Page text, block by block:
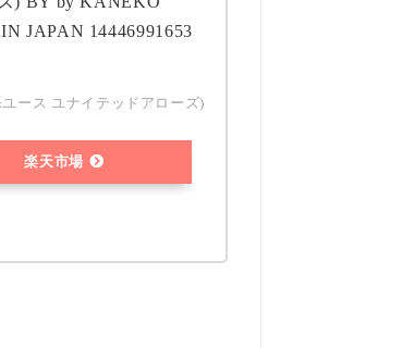
JAPAN 14446991653
ース ユナイテッドアローズ)
楽天市場